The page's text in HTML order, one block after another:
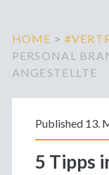
HOME >
PERSONAL
ANGESTELLTE
Published 13.
5 Tipps